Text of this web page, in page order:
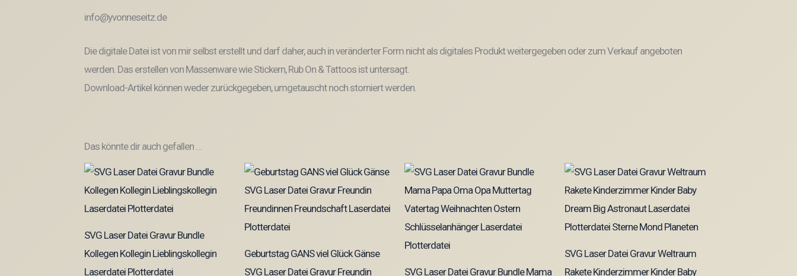
info@yvonneseitz.de
Die digitale Datei ist von mir selbst erstellt und darf daher, auch in veränderter Form nicht als digitales Produkt weitergegeben oder zum Verkauf angeboten
werden. Das erstellen von Massenware wie Stickern, Rub On & Tattoos ist untersagt.
Download-Artikel können weder zurückgegeben, umgetauscht noch storniert werden.
Das könnte dir auch gefallen …
SVG Laser Datei Gravur Bundle
Kollegen Kollegin Lieblingskollegin
Laserdatei Plotterdatei
Geburtstag GANS viel Glück Gänse
SVG Laser Datei Gravur Freundin
SVG Laser Datei Gravur Bundle Mama
SVG Laser Datei Gravur Weltraum
Rakete Kinderzimmer Kinder Baby